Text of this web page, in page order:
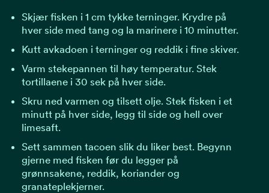
Skjær fisken i 1 cm tykke terninger. Krydre på
hver side med tang og la marinere i 10 minutter.
Kutt avkadoen i terninger og reddik i fine skiver.
Varm stekepannen til høy temperatur. Stek
tortillaene i 30 sek på hver side.
Skru ned varmen og tilsett olje. Stek fisken i et
minutt på hver side, legg til side og hell over
limesaft.
Sett sammen tacoen slik du liker best. Begynn
gjerne med fisken før du legger på
grønnsakene, reddik, koriander og
granateplekjerner.